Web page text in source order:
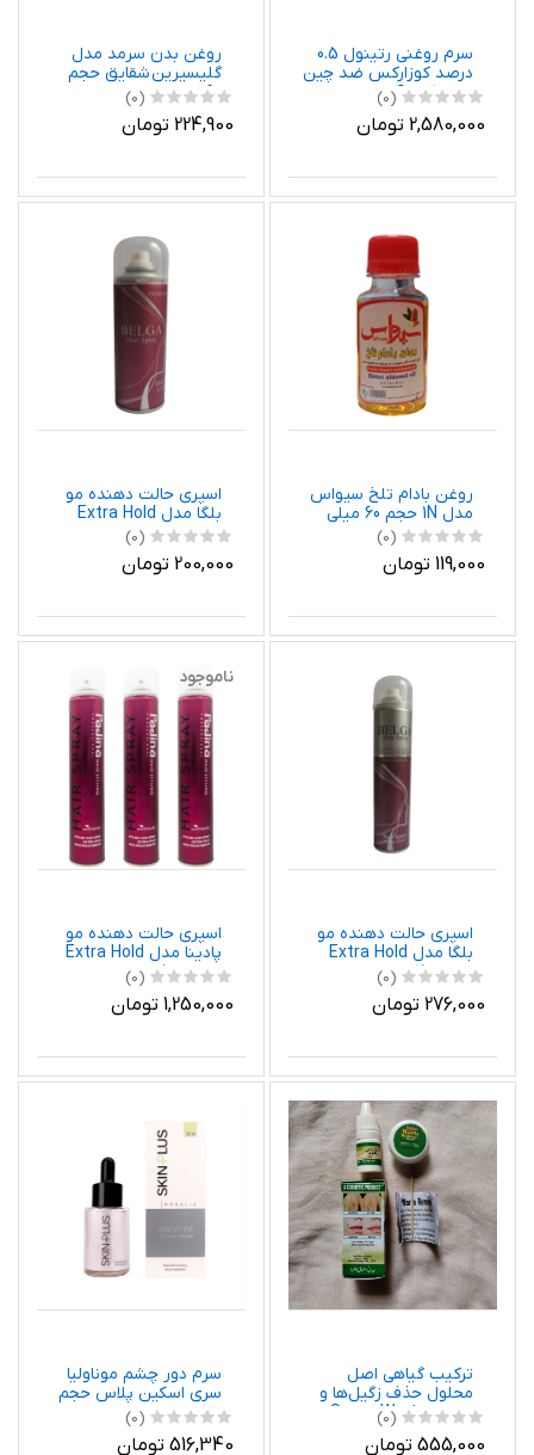
سرم روغنی رتینول 0.5
درصد کوزارکس ضد چین
و چروک و آکنه حجم 20
میلی لیتر
(0)
2,580,000 تومان
روغن بدن سرمد مدل
گلیسیرین شقایق حجم
60 میلی لیتر بسته 2
عددی
(0)
224,900 تومان
روغن بادام تلخ سیواس
مدل 1N حجم 60 میلی
لیتر
(0)
119,000 تومان
اسپری حالت دهنده مو
بلگا مدل Extra Hold
حجم 150 میلی لیتر
(0)
200,000 تومان
اسپری حالت دهنده مو
بلگا مدل Extra Hold
حجم 250 میلی لیتر
(0)
276,000 تومان
ناموجود
اسپری حالت دهنده مو
پادینا مدل Extra Hold
حجم 500 میلی لیتر
مجموعه 3 عددی
(0)
1,250,000 تومان
ترکیب گیاهی اصل
محلول حذف زگیل‌ها و
خال‌ها Super Warts
Remover
(0)
555,000 تومان
سرم دور چشم موناولیا
سری اسکین پلاس حجم
30 میلی لیتر
(0)
516,340 تومان